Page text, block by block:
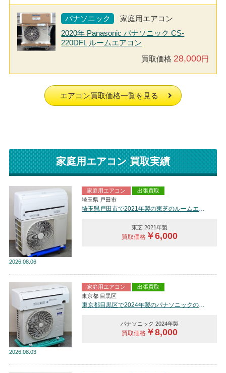
パナソニック
家庭用エアコン
2020年 Panasonic パナソニック CS-
220DFL ルームエアコン
買取価格 28,000円
エアコン買取価格一覧を見る
家庭用エアコン 買取実績
2026 08.06
家庭用エアコン
出張買取
埼玉県 戸田市
東芝 2021年製
買取価格￥6,000
2026 08.03
家庭用エアコン
出張買取
東京都 目黒区
東京都目黒区で2024年製のパナソニックのルームエアコン【中古品】を買取しました。
パナソニック 2024年製
買取価格￥8,000